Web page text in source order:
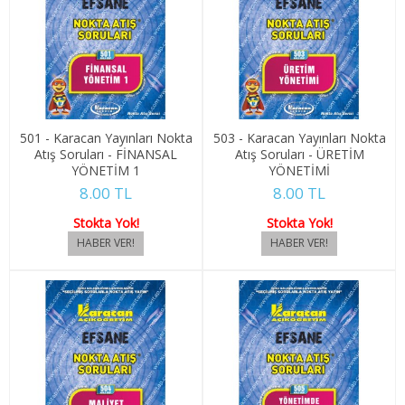
4. SINIF 7. YARIYIL ULUSLARARASI İLŞ
4. SINIF 8. YARIYIL ULUSLARARASI İLŞ
KONAKLAMA İŞLETMECİLİĞİ
1. SINIF 1. YARIYIL KONAKLAMA İŞL
2. SINIF 3. YARIYIL KONAKLAMA İŞL
3. SINIF 5. YARIYIL KONAKLAMA İŞL
3. SINIF 6. YARIYIL KONAKLAMA İŞL
4. SINIF 7. YARIYIL KONAKLAMA İŞL
501 - Karacan Yayınları Nokta
Atış Soruları - FİNANSAL
YÖNETİM 1
8.00 TL
Stokta Yok!
503 - Karacan Yayınları Nokta
Atış Soruları - ÜRETİM
YÖNETİMİ
8.00 TL
Stokta Yok!